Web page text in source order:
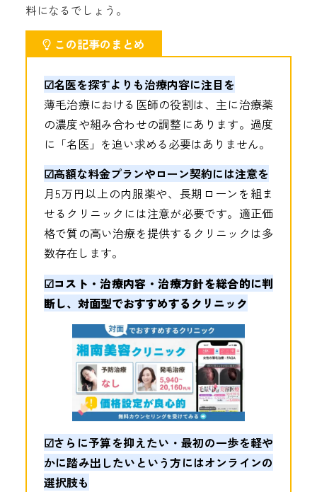
料になるでしょう。
この記事のまとめ
☑︎名医を探すよりも治療内容に注目を
薄毛治療における医師の役割は、主に治療薬
の濃度や組み合わせの調整にあります。過度
に「名医」を追い求める必要はありません。
☑︎高額な料金プランやローン契約には注意を
月5万円以上の内服薬や、長期ローンを組ま
せるクリニックには注意が必要です。適正価
格で質の高い治療を提供するクリニックは多
数存在します。
☑︎コスト・治療内容・治療方針を総合的に判
断し、対面型でおすすめするクリニック
☑︎さらに予算を抑えたい・最初の一歩を軽や
かに踏み出したいという方にはオンラインの
選択肢も